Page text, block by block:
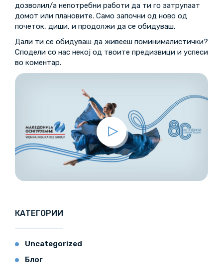
дозволил/а непотребни работи да ти го затрупаат
домот или плановите. Само започни од ново од
почеток, диши, и продолжи да се обидуваш.
Дали ти се обидуваш да живееш поминималистички?
Сподели со нас некој од твоите предизвици и успеси
во коментар.
КАТЕГОРИИ
Uncategorized
Блог